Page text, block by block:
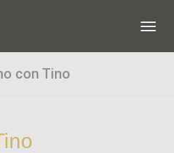
con Tino